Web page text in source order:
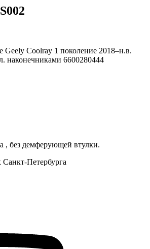
Geely Coolray 1 поколение 2018–н.в.
наконечниками 6600280444
, без демферующей втулки.
Петербурга